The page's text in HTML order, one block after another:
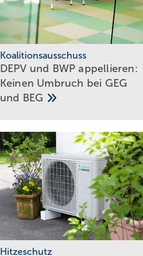
Koalitionsausschuss
DEPV und BWP ap­pel­lie­ren:
Kei­nen Um­bruch bei GEG
und BEG
Hitzeschutz